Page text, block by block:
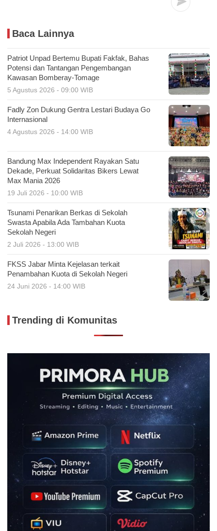
Baca Lainnya
Patriot Unpad Bertemu Bupati Fakfak, Bahas
Potensi dan Tantangan Pengembangan
Kawasan Bomberay-Tomage
5 Agustus 2026 - 09:00 WIB
Fadly Zon Dukung Gentra Lestari Budaya Go
Internasional
4 Agustus 2026 - 14:00 WIB
Bandung Max Independent Rayakan Satu
Dekade, Perkuat Solidaritas Bikers Lewat
Max Mania 2026
19 Juli 2026 - 10:00 WIB
Tsunami Penarikan Berkas di Sekolah
Swasta Apabila Ada Tambahan Kuota
Sekolah Negeri
2 Juli 2026 - 13:00 WIB
FKSS Jabar Minta Kejelasan terkait
Penambahan Kuota di Sekolah Negeri
24 Juni 2026 - 14:00 WIB
Trending di Komunitas